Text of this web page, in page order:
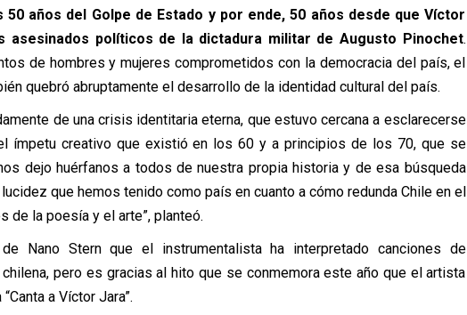
años del Golpe de Estado y por ende, 50 años desde que Víctor
asesinados políticos de la dictadura militar de Augusto Pinochet.
de hombres y mujeres comprometidos con la democracia del país, el
quebró abruptamente el desarrollo de la identidad cultural del país.
de una crisis identitaria eterna, que estuvo cercana a esclarecerse
ímpetu creativo que existió en los 60 y a principios de los 70, que se
dejo huérfanos a todos de nuestra propia historia y de esa búsqueda
que hemos tenido como país en cuanto a cómo redunda Chile en el
de la poesía y el arte”, planteó.
Nano Stern que el instrumentalista ha interpretado canciones de
pero es gracias al hito que se conmemora este año que el artista
a Víctor Jara”.